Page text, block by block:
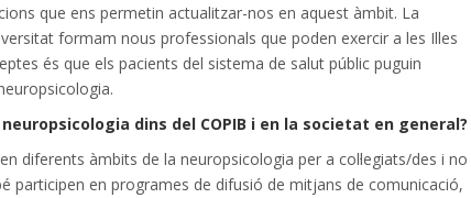
que ens permetin actualitzar-nos en aquest àmbit. La
formam nous professionals que poden exercir a les Illes
és que els pacients del sistema de salut públic puguin
dins del COPIB i en la societat en general?
diferents àmbits de la neuropsicologia per a col·legiats/des i no
participen en programes de difusió de mitjans de comunicació,